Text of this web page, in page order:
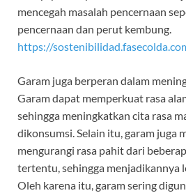
mencegah masalah pencernaan
pencernaan dan perut kembung.
https://
Garam juga berperan dalam
Garam dapat memperkuat rasa
sehingga meningkatkan cita rasa
dikonsumsi. Selain itu, garam juga
mengurangi rasa pahit dari
tertentu, sehingga menjadikannya
Oleh karena itu, garam sering